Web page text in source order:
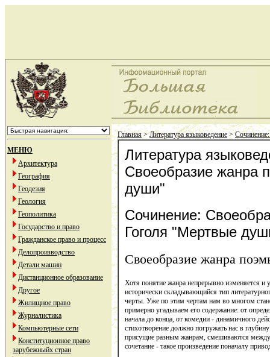
МЕНЮ
Архитектура
География
Геодезия
Геология
Геополитика
Государство и право
Гражданское право и процесс
Делопроизводство
Детали машин
Дистанционное образование
Другое
Жилищное право
Журналистика
Компьютерные сети
Конституционное право
зарубежныйх стран
Главная>Литература языковедение>
Литература
Своеобразие жанра
души"
Сочинение:
Гоголя "Мертвые
Своеобразие жанра
Хотя понятие жанра непрерывно изменяется
исторически складывающийся тип
черты. Уже по этим чертам нам во многом
примерно угадываем его содержание: от
начала до конца, от комедии - динамичного
стихотворение должно погружать нас в
присущие разным жанрам, смешиваются между
сочетание - такое произведение поначалу